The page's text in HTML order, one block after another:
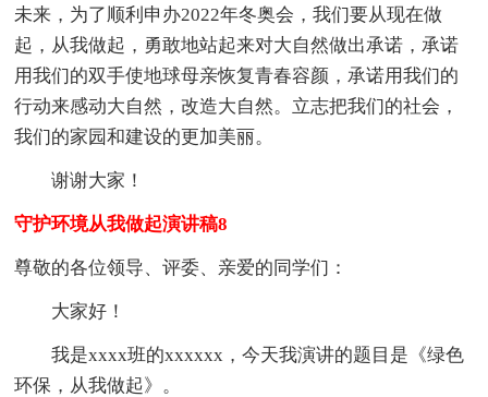
未来，为了顺利申办2022年冬奥会，我们要从现在做
起，从我做起，勇敢地站起来对大自然做出承诺，承诺
用我们的双手使地球母亲恢复青春容颜，承诺用我们的
行动来感动大自然，改造大自然。立志把我们的社会，
我们的家园和建设的更加美丽。
谢谢大家！
守护环境从我做起演讲稿8
尊敬的各位领导、评委、亲爱的同学们：
大家好！
我是xxxx班的xxxxxx，今天我演讲的题目是《绿色
环保，从我做起》。